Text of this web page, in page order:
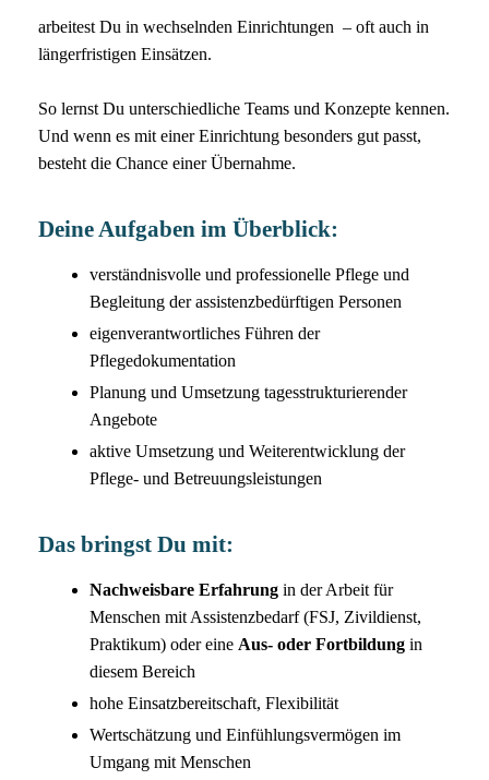
arbeitest Du in wechselnden Einrichtungen – oft auch in
längerfristigen Einsätzen.
So lernst Du unterschiedliche Teams und Konzepte kennen.
Und wenn es mit einer Einrichtung besonders gut passt,
besteht die Chance einer Übernahme.
Deine Aufgaben im Überblick:
verständnisvolle und professionelle Pflege und
Begleitung der assistenzbedürftigen Personen
eigenverantwortliches Führen der
Pflegedokumentation
Planung und Umsetzung tagesstrukturierender
Angebote
aktive Umsetzung und Weiterentwicklung der
Pflege- und Betreuungsleistungen
Das bringst Du mit:
Nachweisbare Erfahrung in der Arbeit für
Menschen mit Assistenzbedarf (FSJ, Zivildienst,
Praktikum) oder eine Aus- oder Fortbildung in
diesem Bereich
hohe Einsatzbereitschaft, Flexibilität
Wertschätzung und Einfühlungsvermögen im
Umgang mit Menschen